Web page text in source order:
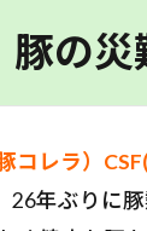
の災
コレラ）
26年ぶりに